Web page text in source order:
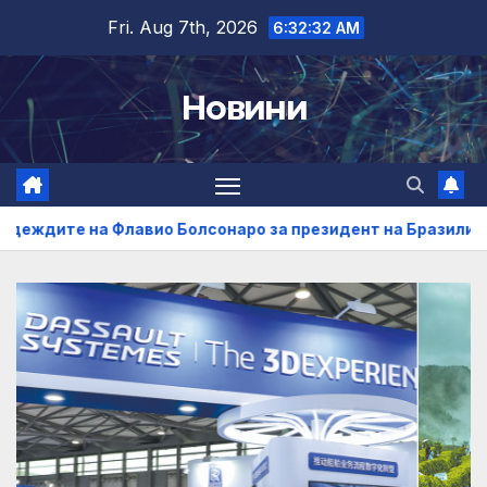
content
Fri. Aug 7th, 2026 6:32:33 AM
Новини
Болсонаро за президент на Бразилия Индустриите